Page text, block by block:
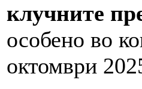
клучните
особено во
октомври